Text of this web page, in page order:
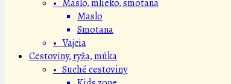
• Maslo, mlieko, smotana
Maslo
Smotana
• Vajcia
Cestoviny, ryža, múka
• Suché cestoviny